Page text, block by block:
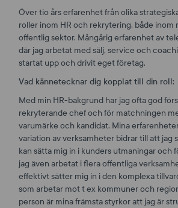
Över tio års erfarenhet från olika
roller inom HR och rekrytering, både inom
offentlig sektor. Mångårig erfarenhet av
där jag arbetat med sälj, service och
startat upp och drivit eget företag.
Vad kännetecknar dig kopplat till din roll:
Med min HR-bakgrund har jag ofta god
rekryterande chef och för matchningen
varumärke och kandidat. Mina
variation av verksamheter bidrar till att jag
kan sätta mig in i kunders utmaningar och
jag även arbetat i flera offentliga
effektivt sätter mig in i den komplexa
som arbetar mot t ex kommuner och
person är mina främsta styrkor att jag är